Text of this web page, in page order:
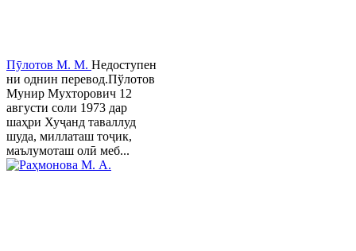
Пӯлотов М. М. Недоступен
ни однин перевод.Пўлотов
Мунир Мухторович 12
августи соли 1973 дар
шаҳри Хуҷанд таваллуд
шуда, миллаташ тоҷик,
маълумоташ олӣ меб...